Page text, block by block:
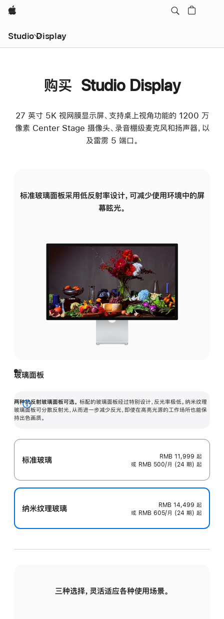
Apple
Studio Display
购买 Studio Display
27 英寸 5K 视网膜显示屏、支持桌上视角功能的 1200 万
像素 Center Stage 摄像头、录音棚级麦克风和扬声器，以
及雷雳 5 端口。
标准玻璃面板采用低反射率设计，可减少使用环境中的屏
幕眩光。
玻璃面板
两种抗反射玻璃面板可选。 标配的玻璃面板经过特别设计，反光率极低。纳米纹理
玻璃面板可分散反射光，从而进一步减少反光，即使在高亮光源的工作场所也能保
持出色画质。
展
开
标准玻璃 RMB 11,999 起
或 RMB 500/月 (24 期) 起
纳米纹理玻璃 RMB 14,499 起
或 RMB 605/月 (24 期) 起
三种选择，灵活适应各种使用场景。